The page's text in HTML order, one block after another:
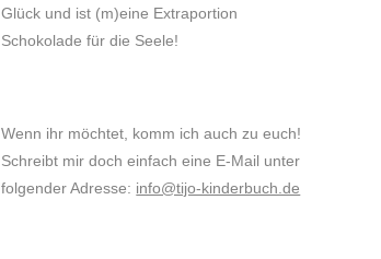
Glück und ist (m)eine Extraportion
Schokolade für die Seele!
Wenn ihr möchtet, komm ich auch zu euch!
Schreibt mir doch einfach eine E-Mail unter
folgender Adresse: info@tijo-kinderbuch.de